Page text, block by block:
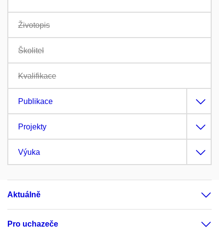
Životopis
Školitel
Kvalifikace
Publikace
Projekty
Výuka
Aktuálně
Pro uchazeče